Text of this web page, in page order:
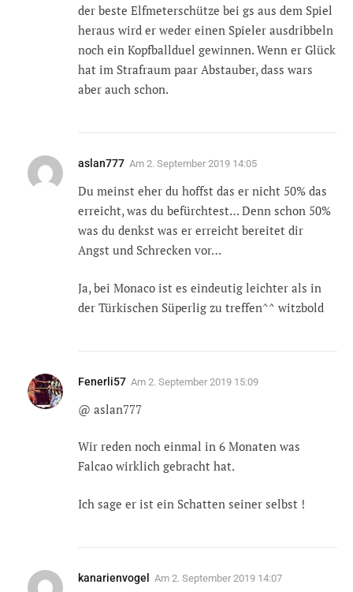
der beste Elfmeterschütze bei gs aus dem Spiel
heraus wird er weder einen Spieler ausdribbeln
noch ein Kopfballduel gewinnen. Wenn er Glück
hat im Strafraum paar Abstauber, dass wars
aber auch schon.
aslan777 Am 2. September 2019 14:05
Du meinst eher du hoffst das er nicht 50% das
erreicht, was du befürchtest… Denn schon 50%
was du denkst was er erreicht bereitet dir
Angst und Schrecken vor…
Ja, bei Monaco ist es eindeutig leichter als in
der Türkischen Süperlig zu treffen^^ witzbold
Fenerli57 Am 2. September 2019 15:09
@ aslan777
Wir reden noch einmal in 6 Monaten was
Falcao wirklich gebracht hat.
Ich sage er ist ein Schatten seiner selbst !
kanarienvogel Am 2. September 2019 14:07